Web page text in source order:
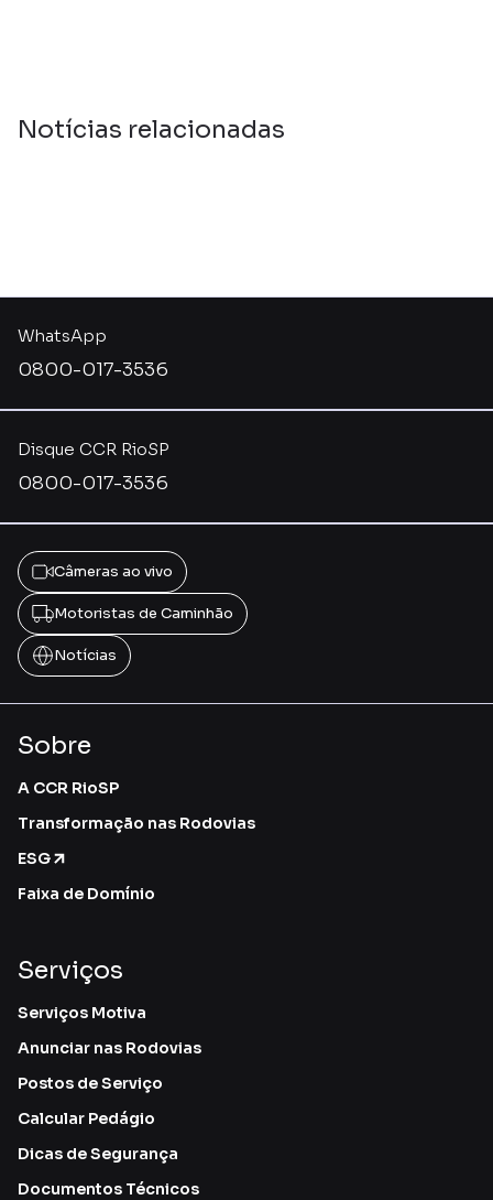
Notícias relacionadas
Disque CCR RioSP
0800-017-3536
WhatsApp
0800-017-3536
Câmeras ao vivo
Motoristas de Caminhão
Notícias
Sobre
A CCR RioSP
Transformação nas Rodovias
ESG
Faixa de Domínio
Serviços
Serviços Motiva
Anunciar nas Rodovias
Postos de Serviço
Calcular Pedágio
Dicas de Segurança
Documentos Técnicos